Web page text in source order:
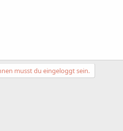
musst du eingeloggt sein.